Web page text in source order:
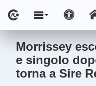
Morrissey
e singolo
torna a Sire